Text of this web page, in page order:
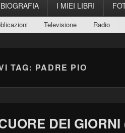
BIOGRAFIA I MIEI LIBRI
Televisione Radio
TAG: PADRE PIO
DEI